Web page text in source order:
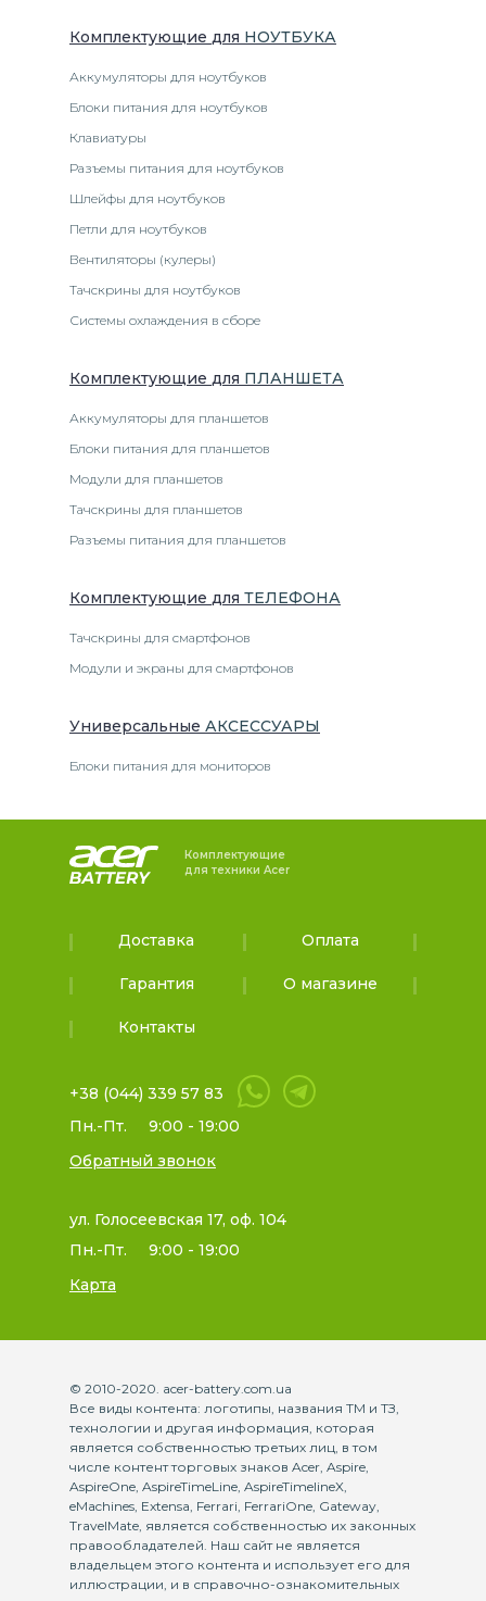
Комплектующие для НОУТБУКА
Аккумуляторы для ноутбуков
Блоки питания для ноутбуков
Клавиатуры
Разъемы питания для ноутбуков
Шлейфы для ноутбуков
Петли для ноутбуков
Вентиляторы (кулеры)
Тачскрины для ноутбуков
Системы охлаждения в сборе
Комплектующие для ПЛАНШЕТА
Аккумуляторы для планшетов
Блоки питания для планшетов
Модули для планшетов
Тачскрины для планшетов
Разъемы питания для планшетов
Комплектующие для ТЕЛЕФОНА
Тачскрины для смартфонов
Модули и экраны для смартфонов
Универсальные АКСЕССУАРЫ
Блоки питания для мониторов
Комплектующие
для техники Acer
Доставка Оплата
Гарантия О магазине
Контакты
+38 (044) 339 57 83
Пн.-Пт.
9:00 - 19:00
Обратный звонок
ул. Голосеевская 17, оф. 104
Пн.-Пт.
9:00 - 19:00
Карта
© 2010-2020. acer-battery.com.ua
Все виды контента: логотипы, названия ТМ и ТЗ,
технологии и другая информация, которая
является собственностью третьих лиц, в том
числе контент торговых знаков Acer, Aspire,
AspireOne, AspireTimeLine, AspireTimelineX,
eMachines, Extensa, Ferrari, FerrariOne, Gateway,
TravelMate, является собственностью их законных
правообладателей. Наш сайт не является
владельцем этого контента и использует его для
иллюстрации, и в справочно-ознакомительных